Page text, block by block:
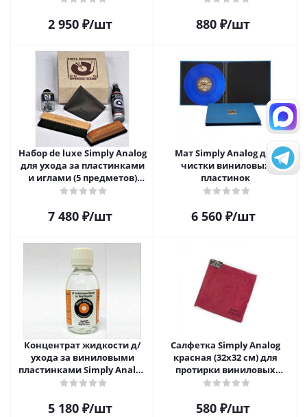
2 950₽/шт 880 ₽/шт
Набор de luxe Simply Analog
для ухода за пластинками
и иглами (5 предметов)
SAVC005
7 480₽/шт
Мат Simply Analog для
чистки виниловых
пластинок
6 560₽/шт
Концентрат жидкости д/
ухода за виниловыми
пластинками Simply Analog
200мл
5 180₽/шт
Салфетка Simply Analog
красная (32х32 см) для
протирки виниловых
пластинок из микрофибры
580 ₽/шт